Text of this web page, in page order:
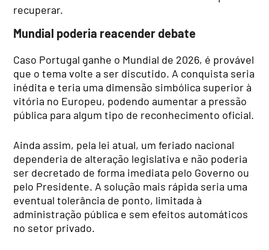
recuperar.
Mundial poderia reacender debate
Caso Portugal ganhe o Mundial de 2026, é provável
que o tema volte a ser discutido. A conquista seria
inédita e teria uma dimensão simbólica superior à
vitória no Europeu, podendo aumentar a pressão
pública para algum tipo de reconhecimento oficial.
Ainda assim, pela lei atual, um feriado nacional
dependeria de alteração legislativa e não poderia
ser decretado de forma imediata pelo Governo ou
pelo Presidente. A solução mais rápida seria uma
eventual tolerância de ponto, limitada à
administração pública e sem efeitos automáticos
no setor privado.